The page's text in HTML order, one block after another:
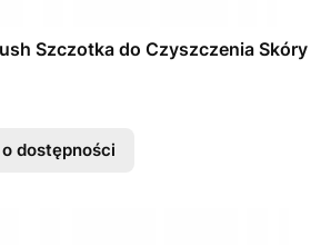
Szczotka do Czyszczenia Skóry
dostępności